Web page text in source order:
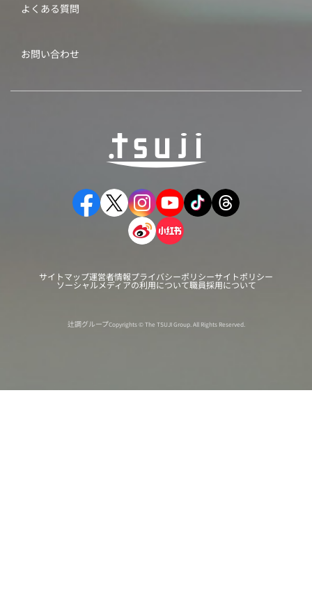
よくある質問
お問い合わせ
サイトマップ運営者情報プライバシーポリシーサイトポリシー
ソーシャルメディアの利用について職員採用について
辻調グループCopyrights © The TSUJI Group. All Rights Reserved.